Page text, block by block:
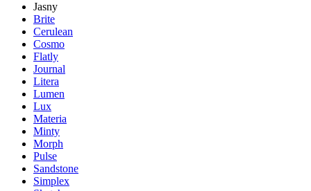
Jasny
Brite
Cerulean
Cosmo
Flatly
Journal
Litera
Lumen
Lux
Materia
Minty
Morph
Pulse
Sandstone
Simplex